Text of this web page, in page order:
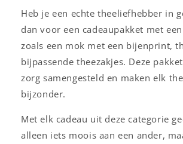
Heb je een echte theeliefhebber in
dan voor een cadeaupakket met
zoals een mok met een bijenprint,
bijpassende theezakjes. Deze
zorg samengesteld en maken elk
bijzonder.
Met elk cadeau uit deze categorie
alleen iets moois aan een ander,